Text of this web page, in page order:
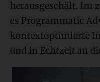
herausgeschält. Im
es Programmatic
kontextoptimierte
und in Echtzeit an